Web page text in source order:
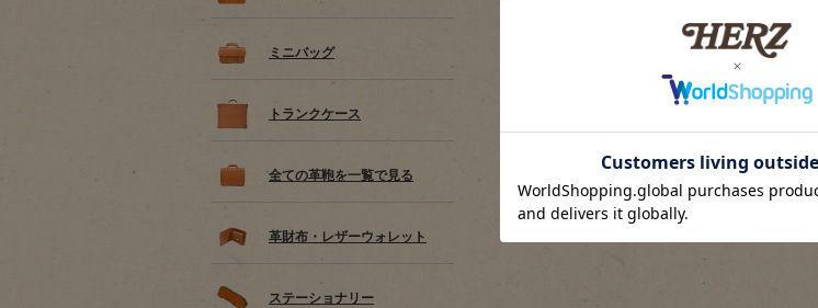
ミニバッグ
トランクケース
全ての革鞄を一覧で見る
革財布・レザーウォレット
ステーショナリー